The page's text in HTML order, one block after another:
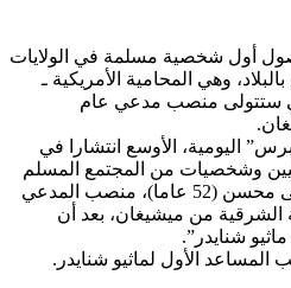
أول شخصية مسلمة في الولايات
وهي المحامية الأمريكية ـ
ستتولى منصب مدعي عام
اليومية، الأوسع انتشارا في
وشخصيات من المجتمع المسلم
قولهم إن “في 2 فبراير، ستتولى محسن (52 عاما)، منصب المدعي
الشرقية من ميشيغان، بعد أن
شنايدر”.
الأول لماثيو شنايدر.